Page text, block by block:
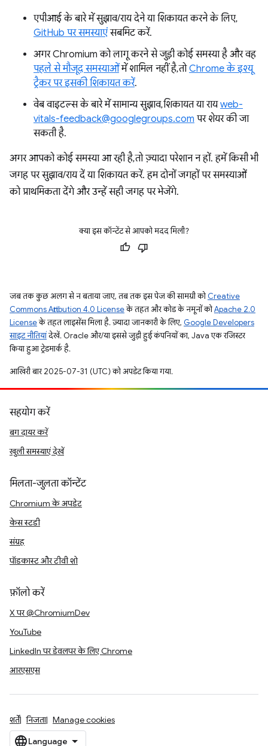
एपीआई के बारे में सुझाव/राय देने या शिकायत करने के लिए,
GitHub पर समस्याएंसबमिट करें.
अगर Chromium को लागू करने से जुड़ी कोई समस्या है और वह
पहले से मौजूद समस्याओंमें शामिल नहीं है, तोChrome के इश्यू
ट्रैकर पर इसकी शिकायत करें.
वेब वाइटल्स के बारे में सामान्य सुझाव, शिकायत या रायweb-
vitals-feedback@googlegroups.com पर शेयर की जा
सकती है.
अगर आपको कोई समस्या आ रही है, तो ज़्यादा परेशान न हों. हमें किसी भी
जगह पर सुझाव/राय दें या शिकायत करें. हम दोनों जगहों पर समस्याओं
को प्राथमिकता देंगे और उन्हें सही जगह पर भेजेंगे.
क्या इस कॉन्टेंट से आपको मदद मिली?
जब तक कुछ अलग से न बताया जाए, तब तक इस पेज की सामग्री कोCreative
Commons Attribution 4.0 Licenseके तहत और कोड के नमूनों कोApache 2.0
Licenseके तहत लाइसेंस मिला है. ज़्यादा जानकारी के लिए, Google Developers
साइट नीतियांदेखें. Oracle और/या इससे जुड़ी हुई कंपनियों का, Java एक रजिस्टर
किया हुआ ट्रेडमार्क है.
आखिरी बार 2025-07-31 (UTC) को अपडेट किया गया.
सहयोग करें
बग दायर करें
खुली समस्याएं देखें
मिलता-जुलता कॉन्टेंट
Chromium के अपडेट
केस स्टडी
संग्रह
पॉडकास्ट और टीवी शो
फ़ॉलो करें
X पर @ChromiumDev
YouTube
LinkedIn पर डेवलपर के लिए Chrome
आरएसएस
शर्तें निजता Manage cookies